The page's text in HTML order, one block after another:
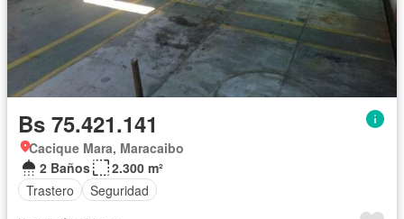
Bs 75.421.141
Cacique Mara, Maracaibo
2 Baños
2.300 m²
Trastero
Seguridad